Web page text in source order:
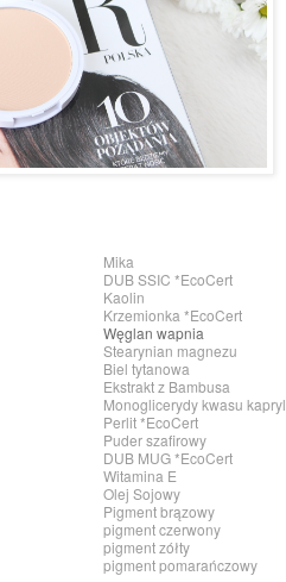
Mika
DUB SSIC *EcoCert
Kaolin
Krzemionka *EcoCert
Węglan wapnia
Stearynian magnezu
Biel tytanowa
Ekstrakt z Bambusa
Monoglicerydy kwasu
Perlit *EcoCert
Puder szafirowy
DUB MUG *EcoCert
Witamina E
Olej Sojowy
Pigment brązowy
pigment czerwony
pigment zółty
pigment pomarańczowy